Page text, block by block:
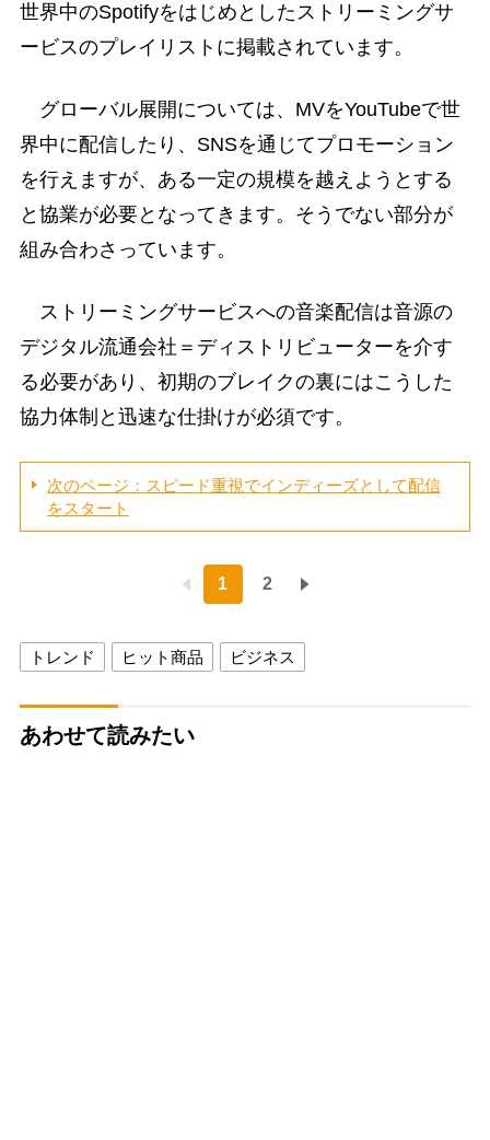
世界中のSpotifyをはじめとしたストリーミングサ
ービスのプレイリストに掲載されています。
グローバル展開については、MVをYouTubeで世
界中に配信したり、SNSを通じてプロモーション
を行えますが、ある一定の規模を越えようとする
と協業が必要となってきます。そうでない部分が
組み合わさっています。
ストリーミングサービスへの音楽配信は音源の
デジタル流通会社＝ディストリビューターを介す
る必要があり、初期のブレイクの裏にはこうした
協力体制と迅速な仕掛けが必須です。
次のページ：スピード重視でインディーズとして配信
をスタート
1 2
トレンド ヒット商品 ビジネス
あわせて読みたい